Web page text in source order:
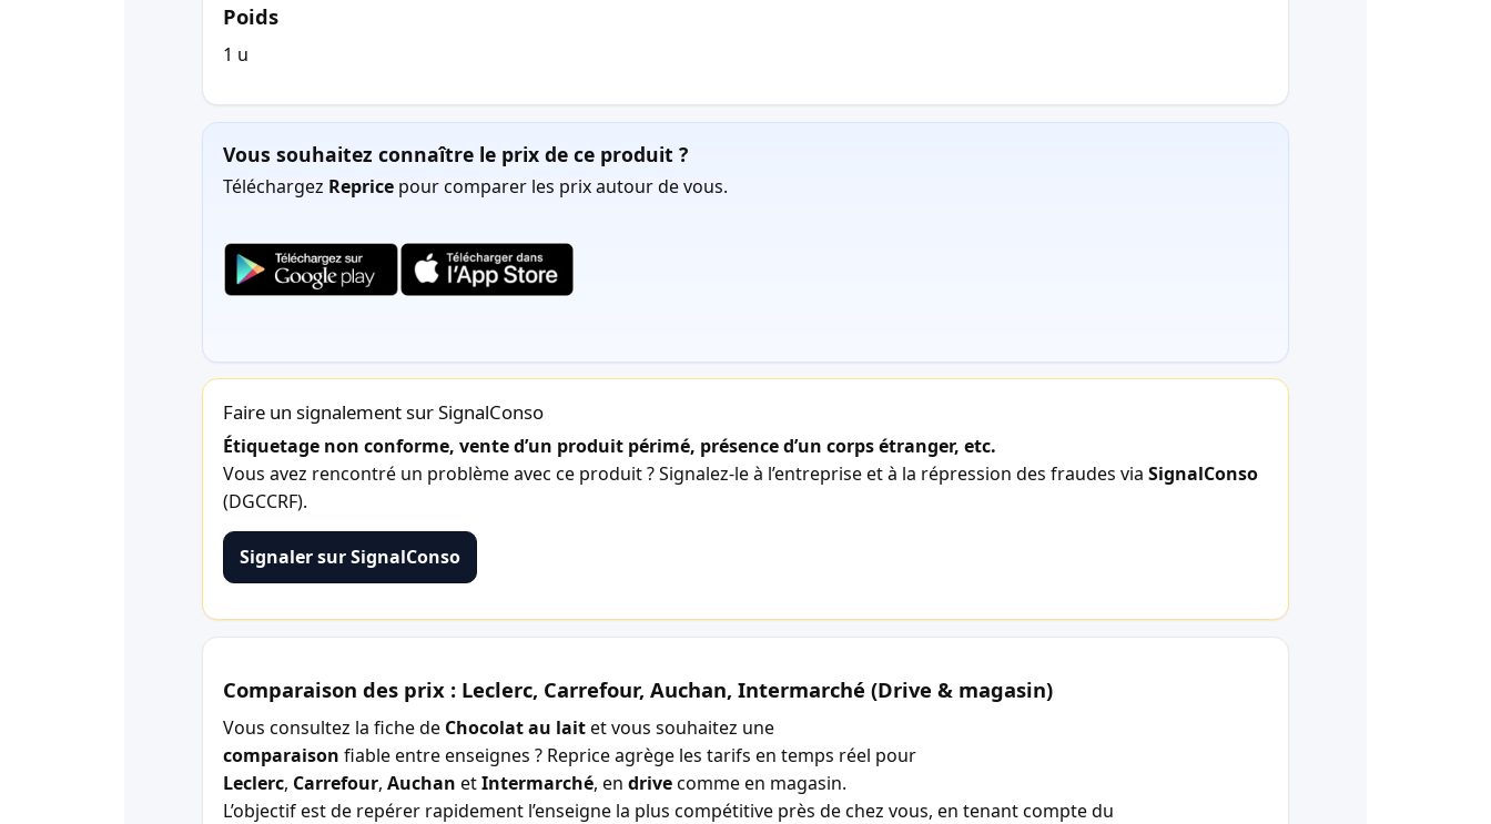
Poids
1 u
Vous souhaitez connaître le prix de ce produit ?
Téléchargez Reprice pour comparer les prix autour de vous.
Faire un signalement sur SignalConso
Étiquetage non conforme, vente d’un produit périmé, présence d’un corps étranger, etc.
Vous avez rencontré un problème avec ce produit ? Signalez-le à l’entreprise et à la répression des fraudes via SignalConso
(DGCCRF).
Signaler sur SignalConso
Comparaison des prix : Leclerc, Carrefour, Auchan, Intermarché (Drive & magasin)
Vous consultez la fiche de Chocolat au laitet vous souhaitez une
comparaison fiable entre enseignes ? Reprice agrège les tarifs en temps réel pour
Leclerc, Carrefour, Auchan etIntermarché, en drivecomme en magasin.
L’objectif est de repérer rapidement l’enseigne la plus compétitive près de chez vous, en tenant compte du